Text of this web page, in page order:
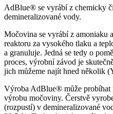
AdBlue® se vyrábí z chemicky
demineralizované vody.
Močovina se vyrábí z amoniaku
reaktoru za vysokého tlaku a
a granuluje. Jedná se tedy o
proces, výrobní závod je
jich můžeme najít hned několik
Výroba AdBlue® může probíhat
výrobu močoviny. Čerstvě
(rozpustí) v demineralizované